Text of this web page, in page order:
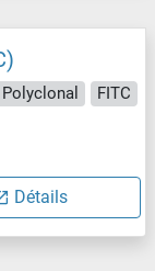
Polyclonal FITC
Détails